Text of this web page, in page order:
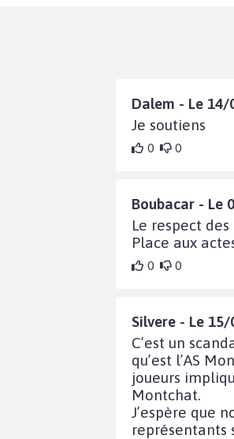
Dalem - Le 14/
Je soutiens
0 0
Boubacar - Le
Le respect
Place aux
0 0
Silvere - Le
C’est un
qu’est l’AS
joueurs
Montchat.
J’espère que
représentants